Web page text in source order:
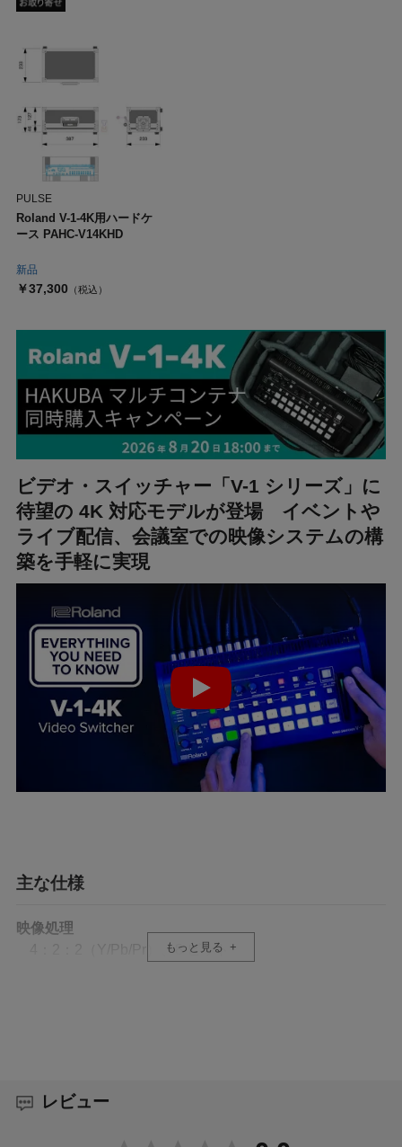
新品
PULSE
Roland V-1-4K用ハードケ
ース PAHC-V14KHD
￥37,300 （税込）
ビデオ・スイッチャー「V-1 シリーズ」に
待望の 4K 対応モデルが登場 イベントや
ライブ配信、会議室での映像システムの構
築を手軽に実現
主な仕様
映像処理
4：2：2（Y/Pb/Pr）、8 ビット
2160/60p、59.94p、50p、30p、29.97p、25p、
もっと見る
レビュー